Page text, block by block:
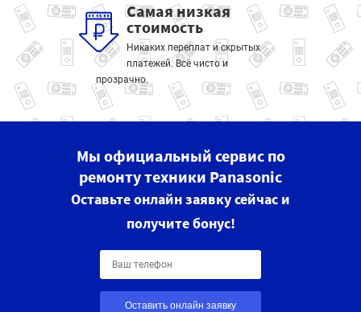
Самая низкая
стоимость
Никаких переплат и скрытых
платежей. Всё чисто и
прозрачно.
Мы официальный сервис по
ремонту техники Panasonic
Оставьте онлайн заявку сейчас и
получите бонус!
Оставить онлайн заявку